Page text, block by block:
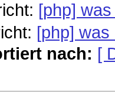
[php]
[php]
nach: [